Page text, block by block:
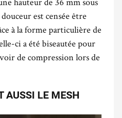
est censée être
à la forme particulière de
ci a été biseautée pour
de compression lors de
AUSSI LE MESH